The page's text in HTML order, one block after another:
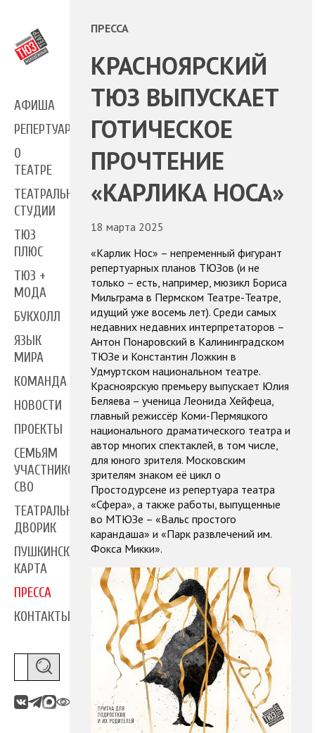
АФИША
РЕПЕРТУАР
О
ТЕАТРЕ
ТЕАТРАЛЬНЫЕ
СТУДИИ
ТЮЗ
ПЛЮС
ТЮЗ +
МОДА
БУКХОЛЛ
ЯЗЫК
МИРА
КОМАНДА
НОВОСТИ
ПРОЕКТЫ
СЕМЬЯМ
УЧАСТНИКОВ
СВО
ТЕАТРАЛЬНЫЙ
ДВОРИК
ПУШКИНСКАЯ
КАРТА
ПРЕССА
КОНТАКТЫ
ПРЕССА
КРАСНОЯРСКИЙ
ТЮЗ ВЫПУСКАЕТ
ГОТИЧЕСКОЕ
ПРОЧТЕНИЕ
«КАРЛИКА НОСА»
18 марта 2025
«Карлик Нос» – непременный фигурант
репертуарных планов ТЮЗов (и не
только – есть, например, мюзикл Бориса
Мильграма в Пермском Театре-Театре,
идущий уже восемь лет). Среди самых
недавних недавних интерпретаторов –
Антон Понаровский в Калининградском
ТЮЗе и Константин Ложкин в
Удмуртском национальном театре.
Красноярскую премьеру выпускает Юлия
Беляева – ученица Леонида Хейфеца,
главный режиссёр Коми-Пермяцкого
национального драматического театра и
автор многих спектаклей, в том числе,
для юного зрителя. Московским
зрителям знаком её цикл о
Простодурсене из репертуара театра
«Сфера», а также работы, выпущенные
во МТЮЗе – «Вальс простого
карандаша» и «Парк развлечений им.
Фокса Микки».